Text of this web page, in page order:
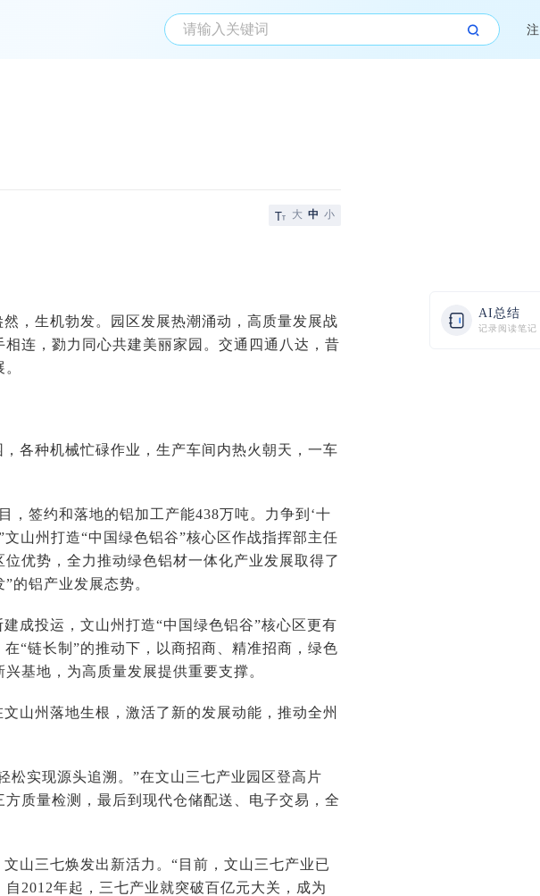
AI总结
记录阅读笔记
大 中 小
，生机勃发。园区发展热潮涌动，高质量发展战
连，勠力同心共建美丽家园。交通四通八达，昔
各种机械忙碌作业，生产车间内热火朝天，一车
，签约和落地的铝加工产能438万吨。力争到‘十
山州打造“中国绿色铝谷”核心区作战指挥部主任
优势，全力推动绿色铝材一体化产业发展取得了
的铝产业发展态势。
成投运，文山州打造“中国绿色铝谷”核心区更有
“链长制”的推动下，以商招商、精准招商，绿色
基地，为高质量发展提供重要支撑。
山州落地生根，激活了新的发展动能，推动全州
松实现源头追溯。”在文山三七产业园区登高片
质量检测，最后到现代仓储配送、电子交易，全
山三七焕发出新活力。“目前，文山三七产业已
2012年起，三七产业就突破百亿元大关，成为